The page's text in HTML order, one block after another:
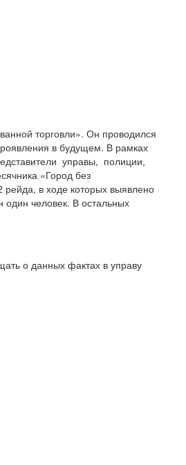
торговли». Он проводился
в будущем. В рамках
управы, полиции,
«Город без
в ходе которых выявлено
один человек. В остальных
о данных фактах в управу